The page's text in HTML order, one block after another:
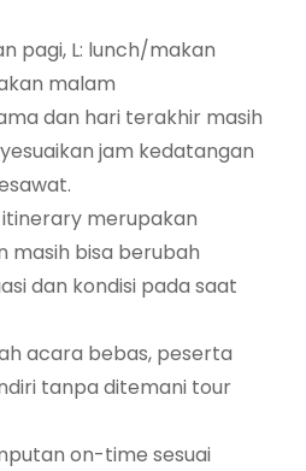
pagi, L: lunch/makan
malam
dan hari terakhir masih
jam kedatangan
merupakan
masih bisa berubah
dan kondisi pada saat
acara bebas, peserta
tanpa ditemani tour
on-time sesuai